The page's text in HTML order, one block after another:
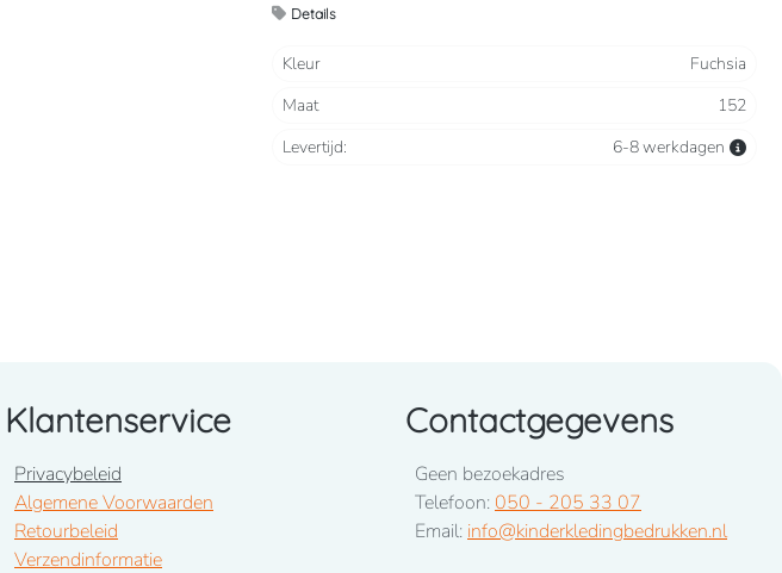
Details
Kleur
Fuchsia
Maat
152
Levertijd:
6-8 werkdagen
Klantenservice
Privacybeleid
Algemene Voorwaarden
Retourbeleid
Verzendinformatie
Contactgegevens
Geen bezoekadres
Telefoon: 050 - 205 33 07
Email: info@kinderkledingbedrukken.nl